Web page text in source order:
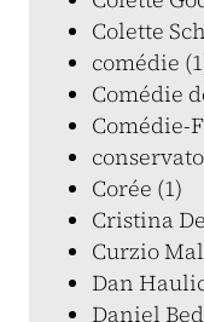
Colette
comédie
Comédie
Comédie-
Corée (1)
Cristina
Curzio
Dan
Daniel